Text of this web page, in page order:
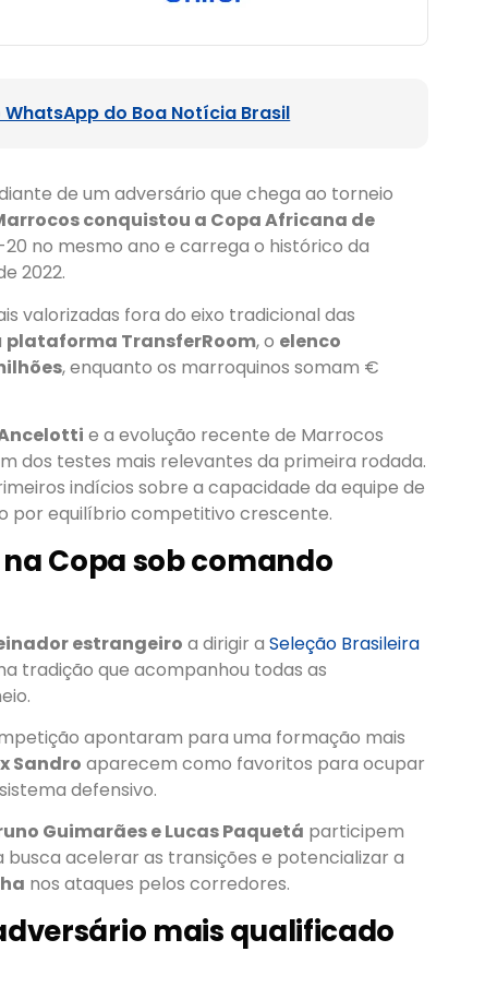
do Boa Notícia Brasil
de um adversário que chega ao torneio
conquistou a Copa Africana de
20 no mesmo ano e carrega o histórico da
2022.
valorizadas fora do eixo tradicional das
plataforma TransferRoom, o elenco
, enquanto os marroquinos somam €
e a evolução recente de Marrocos
dos testes mais relevantes da primeira rodada.
indícios sobre a capacidade da equipe de
por equilíbrio competitivo crescente.
Copa sob comando
estrangeiro a dirigir aSeleção Brasileira
tradição que acompanhou todas as
apontaram para uma formação mais
Sandro aparecem como favoritos para ocupar
defensivo.
Guimarães e Lucas Paquetá participem
acelerar as transições e potencializar a
nos ataques pelos corredores.
mais qualificado